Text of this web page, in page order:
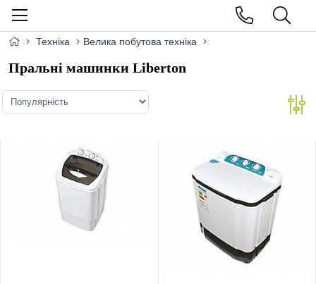
Техніка Велика побутова техніка
Пральні машинки Liberton